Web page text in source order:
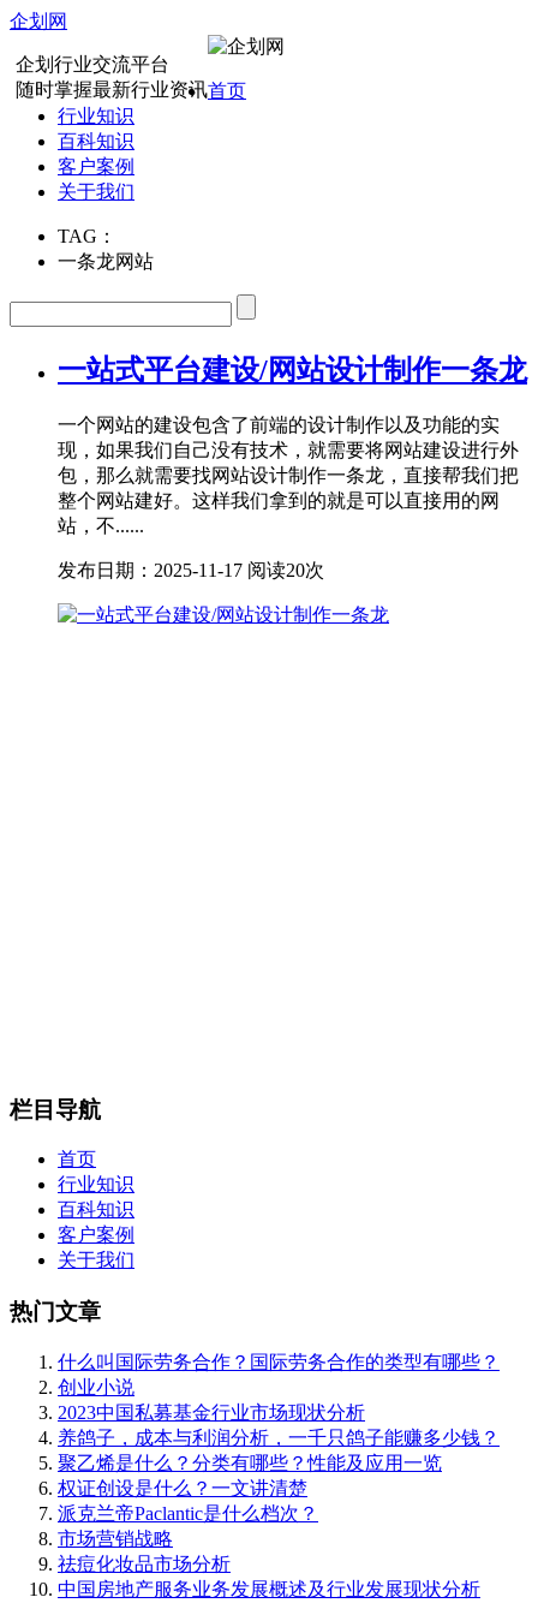
企划网
企划行业交流平台
随时掌握最新行业资讯首页
行业知识
百科知识
客户案例
关于我们
TAG：
一条龙网站
一站式平台建设/网站设计制作一条龙
一个网站的建设包含了前端的设计制作以及功能的实
现，如果我们自己没有技术，就需要将网站建设进行外
包，那么就需要找网站设计制作一条龙，直接帮我们把
整个网站建好。这样我们拿到的就是可以直接用的网
站，不......
发布日期：2025-11-17 阅读20次
栏目导航
首页
行业知识
百科知识
客户案例
关于我们
热门文章
什么叫国际劳务合作？国际劳务合作的类型有哪些？
创业小说
2023中国私募基金行业市场现状分析
养鸽子，成本与利润分析，一千只鸽子能赚多少钱？
聚乙烯是什么？分类有哪些？性能及应用一览
权证创设是什么？一文讲清楚
派克兰帝Paclantic是什么档次？
市场营销战略
祛痘化妆品市场分析
中国房地产服务业务发展概述及行业发展现状分析